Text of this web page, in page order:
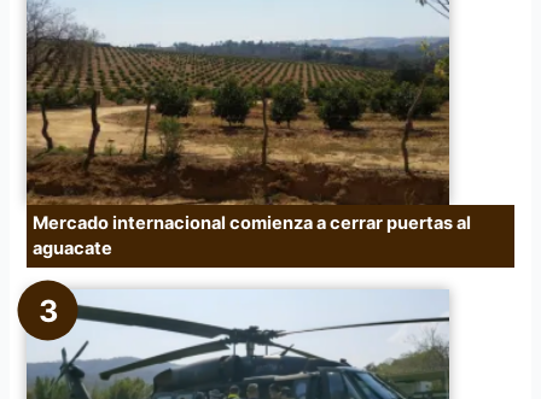
Mercado internacional comienza a cerrar puertas al
aguacate